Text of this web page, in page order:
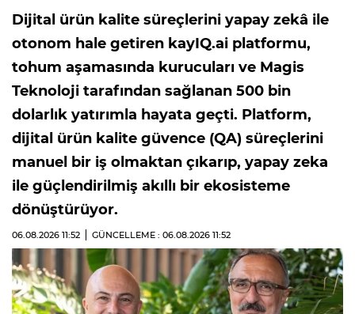
Dijital ürün kalite süreçlerini yapay zekâ ile
otonom hale getiren kayIQ.ai platformu,
tohum aşamasında kurucuları ve Magis
Teknoloji tarafından sağlanan 500 bin
dolarlık yatırımla hayata geçti. Platform,
dijital ürün kalite güvence (QA) süreçlerini
manuel bir iş olmaktan çıkarıp, yapay zeka
ile güçlendirilmiş akıllı bir ekosisteme
dönüştürüyor.
06.08.2026 11:52 GÜNCELLEME : 06.08.2026 11:52